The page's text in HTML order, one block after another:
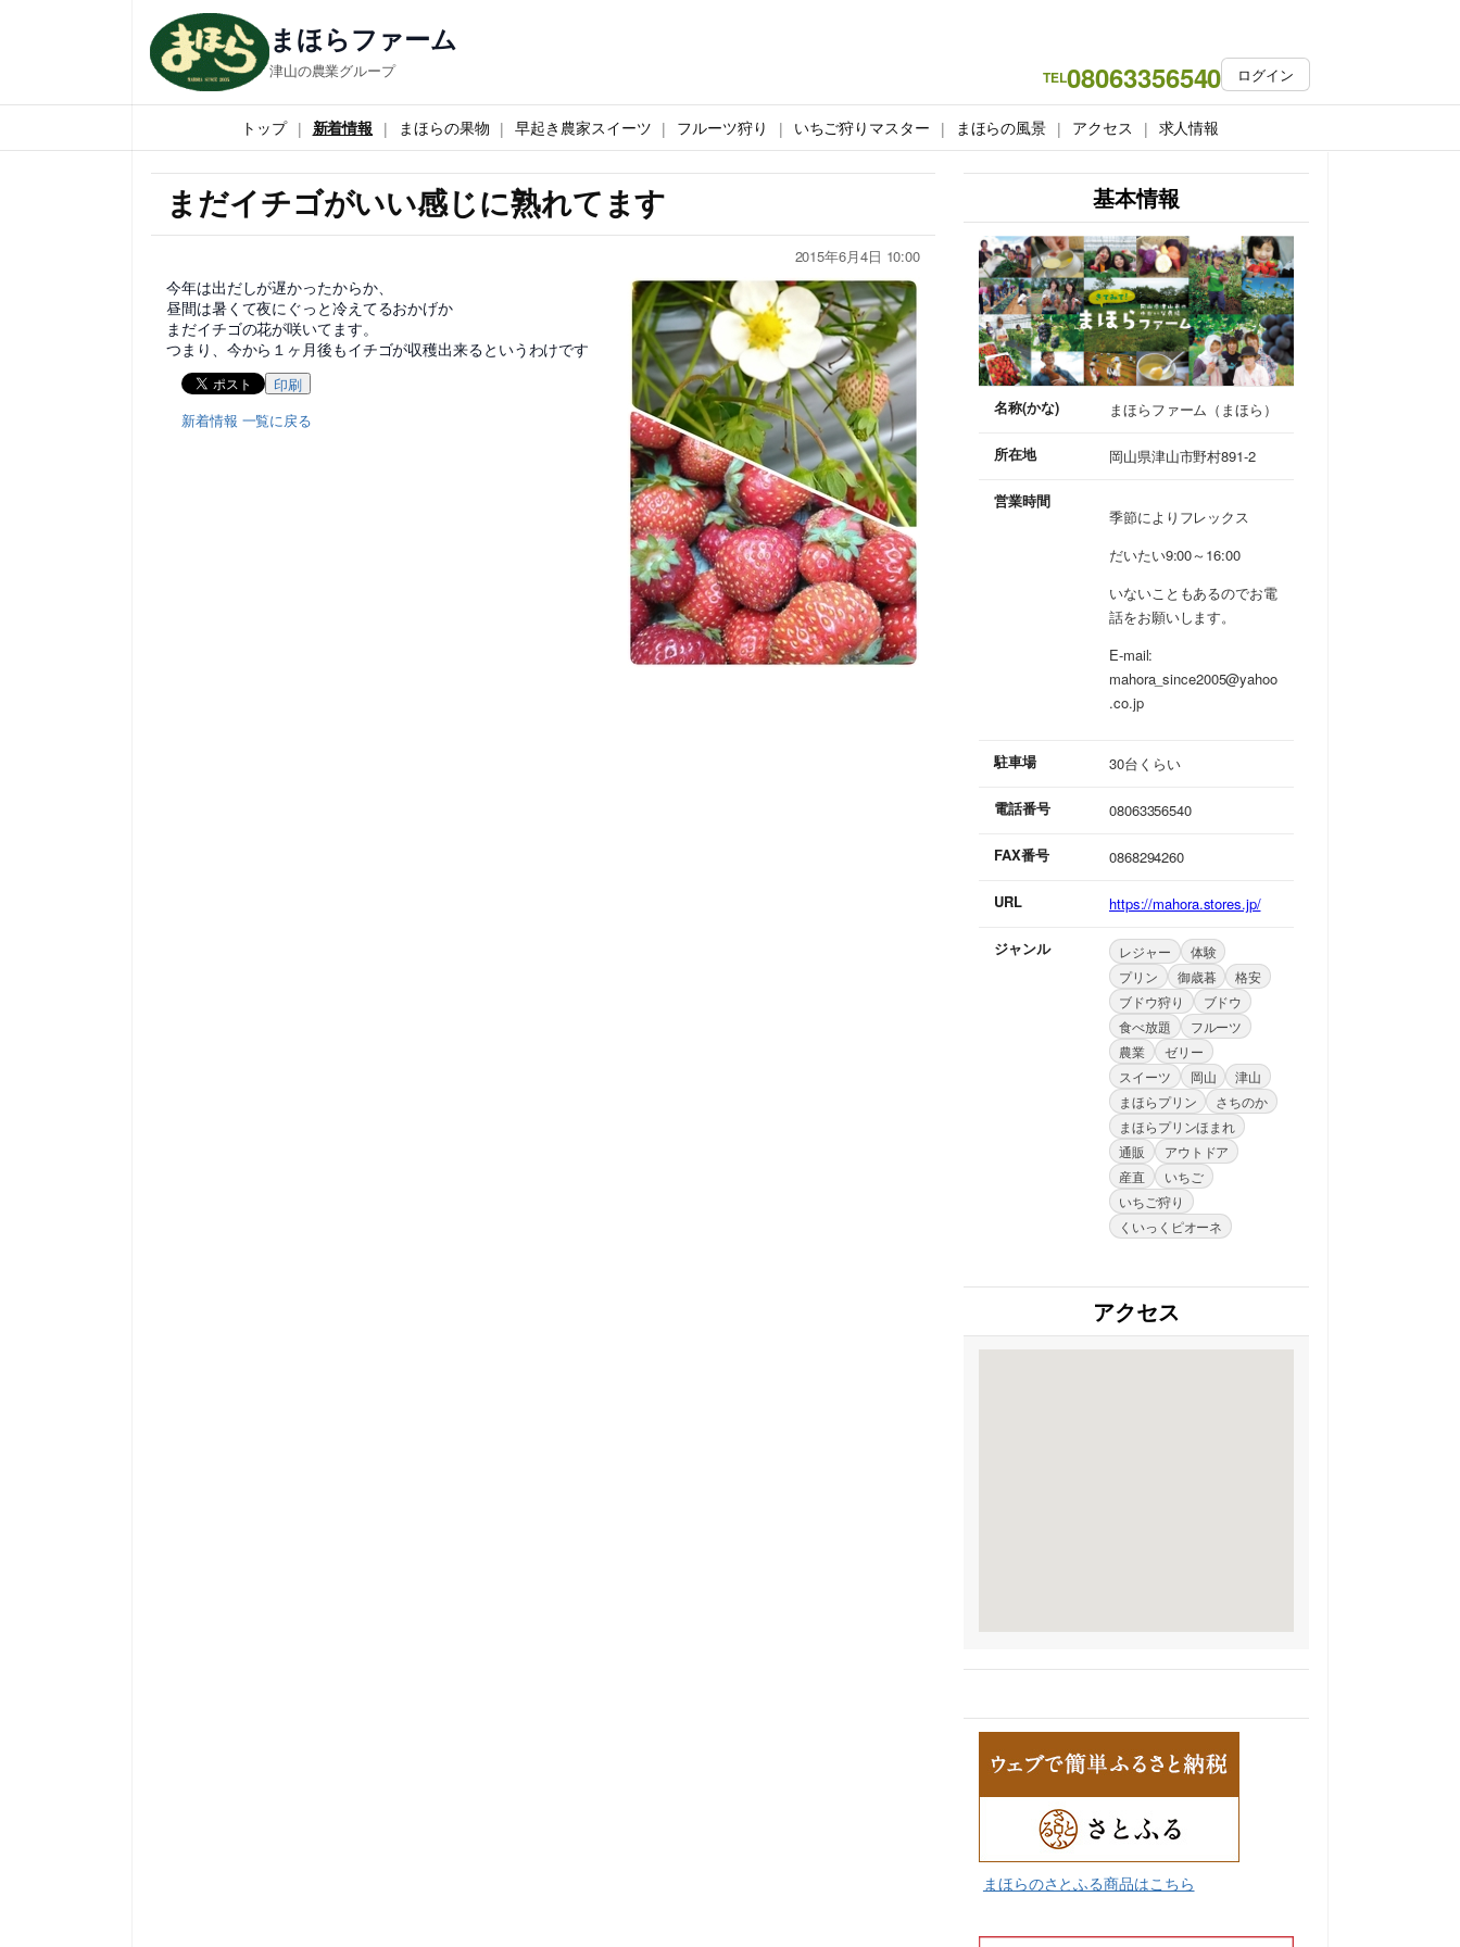
まほらファーム
津山の農業グループ TEL08063356540 ログイン
トップ 新着情報 まほらの果物 早起き農家スイーツ フルーツ狩り いちご狩りマスター まほらの風景 アクセス 求人情報
まだイチゴがいい感じに熟れてます
2015年6月4日 10:00
今年は出だしが遅かったからか、
昼間は暑くて夜にぐっと冷えてるおかげか
まだイチゴの花が咲いてます。
つまり、今から１ヶ月後もイチゴが収穫出来るというわけです
印刷
新着情報 一覧に戻る
基本情報
名称(かな) まほらファーム（まほら）
所在地 岡山県津山市野村891-2
営業時間
季節によりフレックス
だいたい9:00～16:00
いないこともあるのでお電
話をお願いします。
E-mail:
mahora_since2005@yahoo
.co.jp
駐車場 30台くらい
電話番号 08063356540
FAX番号 0868294260
URL https://mahora.stores.jp/
ジャンル レジャー
体験
プリン
御歳暮
格安
ブドウ狩り
ブドウ
食べ放題
フルーツ
農業
ゼリー
スイーツ
岡山
津山
まほらプリン
さちのか
まほらプリンほまれ
通販
アウトドア
産直
いちご
いちご狩り
くいっくピオーネ
アクセス
まほらのさとふる商品はこちら